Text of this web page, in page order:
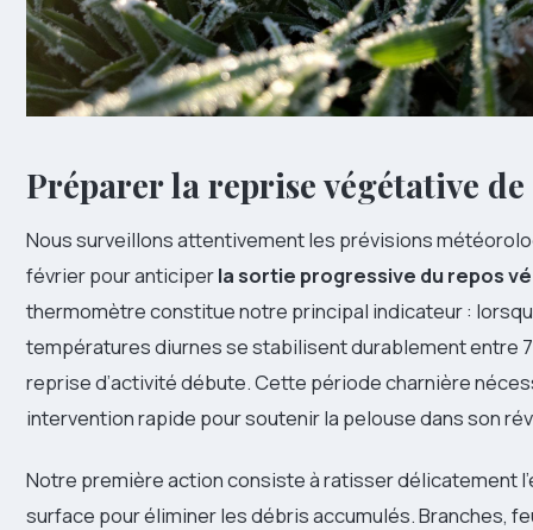
Préparer la reprise végétative
Nous surveillons attentivement les prévisions
février pour anticiperla sortie progressive du repos
thermomètre constitue notre principal indicateur :
températures diurnes se stabilisent durablement entre 7
reprise d’activité débute. Cette période charnière
intervention rapide pour soutenir la pelouse dans son
Notre première action consiste à ratisser délicatement
surface pour éliminer les débris accumulés. Branches,